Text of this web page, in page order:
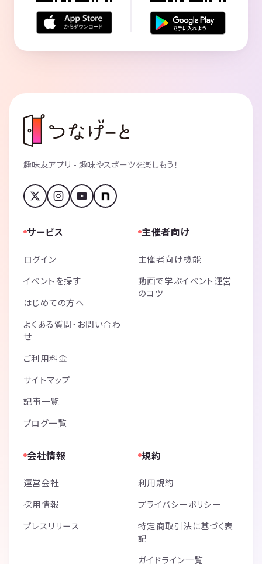
趣味友アプリ - 趣味やスポーツを楽しもう！
サービス
ログイン
イベントを探す
はじめての方へ
よくある質問・お問い合わ
せ
ご利用料金
サイトマップ
記事一覧
ブログ一覧
主催者向け
主催者向け機能
動画で学ぶイベント運営
のコツ
会社情報
運営会社
採用情報
プレスリリース
規約
利用規約
プライバシーポリシー
特定商取引法に基づく表
記
ガイドライン一覧